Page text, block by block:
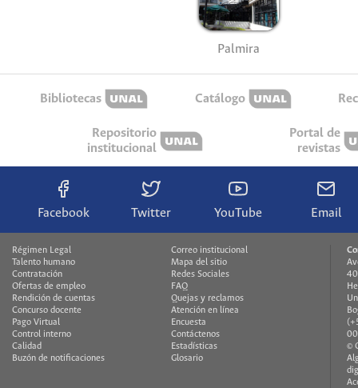
Palmira
Bibliotecas Catálogo
Repositorio
institucional
Portal de
revistas
Facebook Twitter YouTube Email
Régimen Legal
Talento humano
Contratación
Ofertas de empleo
Rendición de cuentas
Concurso docente
Pago Virtual
Control interno
Calidad
Buzón de notificaciones
Correo institucional
Mapa del sitio
Redes Sociales
FAQ
Quejas y reclamos
Atención en línea
Encuesta
Contáctenos
Estadísticas
Glosario
©